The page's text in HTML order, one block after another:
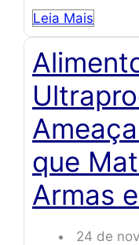
Leia Mais
que
Armas
24 de